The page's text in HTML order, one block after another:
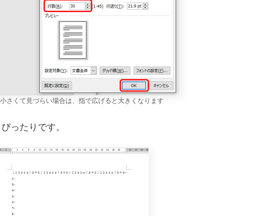
さくて見づらい場合は、指で広げると大きくなります
ったりです。